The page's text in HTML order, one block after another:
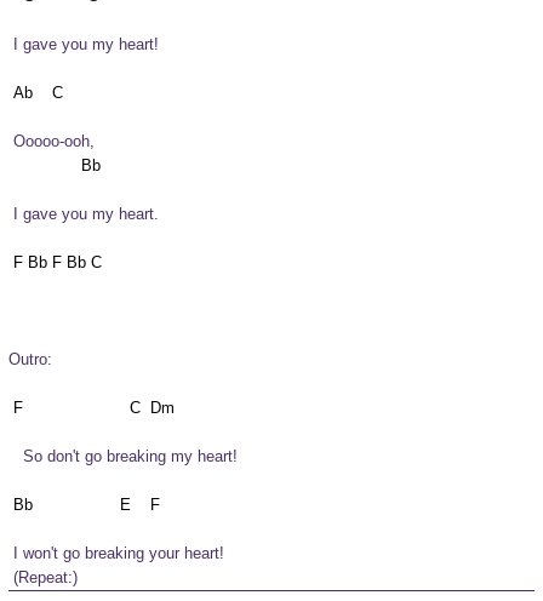
I gave you my heart!
Ooooo-ooh,
I gave you my heart.
Outro:
   So don't go breaking my heart!
I won't go breaking your heart!
(Repeat:)